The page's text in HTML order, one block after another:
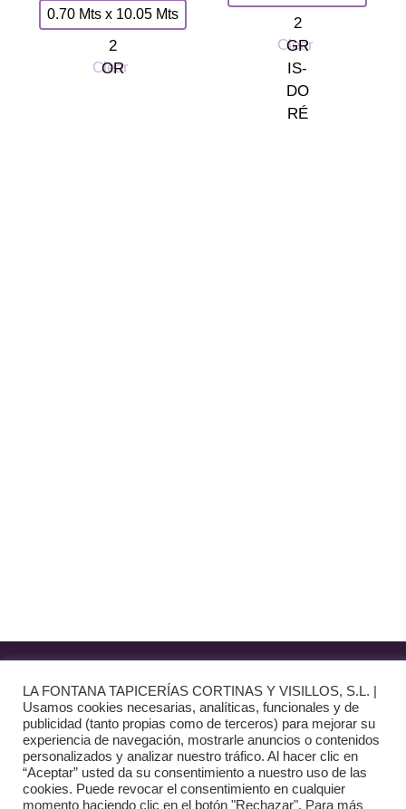
0.70 Mts x 10.05 Mts
Clear
Clear
Política de Privacidad
Política de Cookies
Diseño web: The Digital Zone
LA FONTANA TAPICERÍAS CORTINAS Y VISILLOS, S.L. |
Usamos cookies necesarias, analíticas, funcionales y de
publicidad (tanto propias como de terceros) para mejorar su
experiencia de navegación, mostrarle anuncios o contenidos
personalizados y analizar nuestro tráfico. Al hacer clic en
“Aceptar” usted da su consentimiento a nuestro uso de las
cookies. Puede revocar el consentimiento en cualquier
momento haciendo clic en el botón "Rechazar". Para más